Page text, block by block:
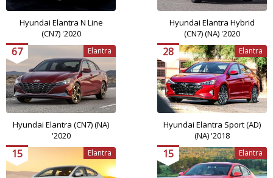
Hyundai Elantra N Line
(CN7) '2020
Hyundai Elantra Hybrid
(CN7) (NA) '2020
Hyundai Elantra (CN7) (NA)
'2020
67 Elantra
Hyundai Elantra Sport (AD)
(NA) '2018
28 Elantra
15 Elantra 15 Elantra